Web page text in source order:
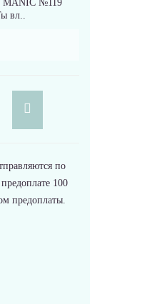
MANIC №119
вл..
по
100
предоплаты.